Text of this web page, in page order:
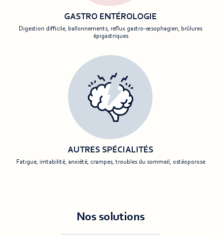
GASTRO ENTÉROLOGIE
Digestion difficile, ballonnements, reflux gastro-œsophagien, brûlures
épigastriques
AUTRES SPÉCIALITÉS
Fatigue, irritabilité, anxiété, crampes, troubles du sommeil, ostéoporose
Nos solutions